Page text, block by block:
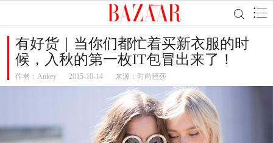
有好货｜当你们都忙着买新衣服的时
候，入秋的第一枚IT包冒出来了！
作者： Ankey 2015-10-14 来源：时尚芭莎